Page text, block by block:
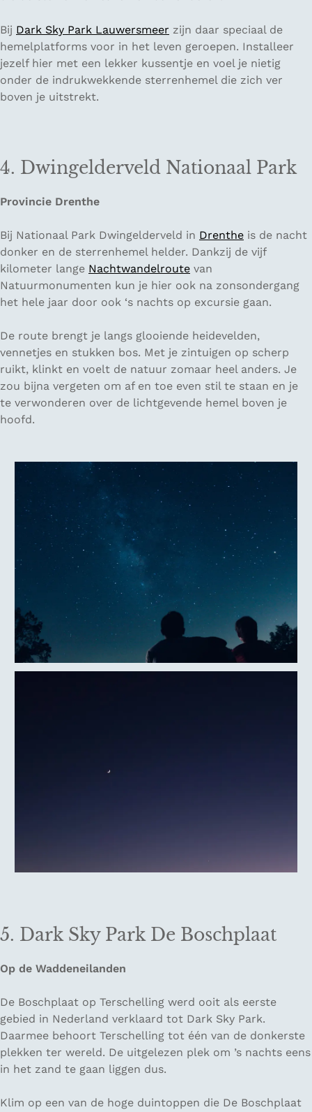
Bij Dark Sky Park Lauwersmeer zijn daar speciaal de
hemelplatforms voor in het leven geroepen. Installeer
jezelf hier met een lekker kussentje en voel je nietig
onder de indrukwekkende sterrenhemel die zich ver
boven je uitstrekt.
4. Dwingelderveld Nationaal Park
Provincie Drenthe
Bij Nationaal Park Dwingelderveld in Drenthe is de nacht
donker en de sterrenhemel helder. Dankzij de vijf
kilometer lange Nachtwandelroute van
Natuurmonumenten kun je hier ook na zonsondergang
het hele jaar door ook ‘s nachts op excursie gaan.
De route brengt je langs glooiende heidevelden,
vennetjes en stukken bos. Met je zintuigen op scherp
ruikt, klinkt en voelt de natuur zomaar heel anders. Je
zou bijna vergeten om af en toe even stil te staan en je
te verwonderen over de lichtgevende hemel boven je
hoofd.
5. Dark Sky Park De Boschplaat
Op de Waddeneilanden
De Boschplaat op Terschelling werd ooit als eerste
gebied in Nederland verklaard tot Dark Sky Park.
Daarmee behoort Terschelling tot één van de donkerste
plekken ter wereld. De uitgelezen plek om ’s nachts eens
in het zand te gaan liggen dus.
Klim op een van de hoge duintoppen die De Boschplaat